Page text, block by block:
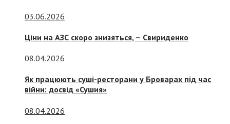
03.06.2026
Ціни на АЗС скоро знизяться, – Свириденко
08.04.2026
Як працюють суші-ресторани у Броварах під час
війни: досвід «Сушия»
08.04.2026